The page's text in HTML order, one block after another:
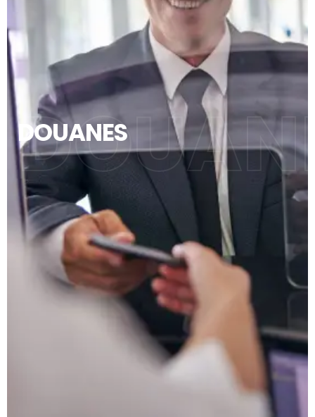
DOUANES